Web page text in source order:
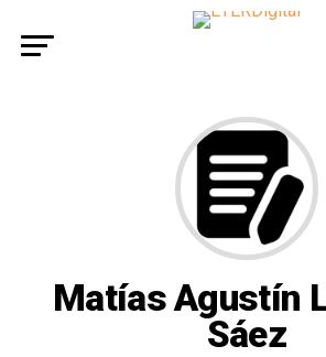
Matías Agustín
Sáez